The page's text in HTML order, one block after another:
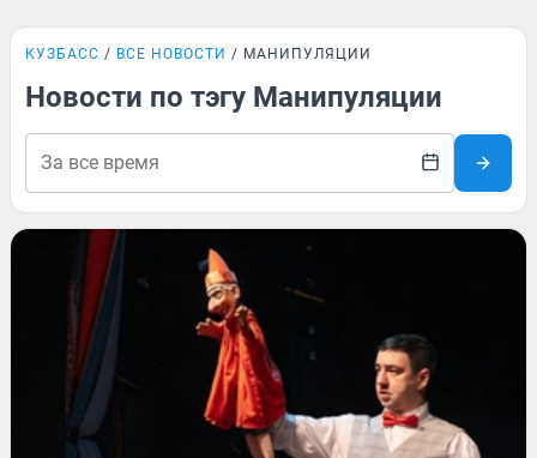
КУЗБАСС ВСЕ НОВОСТИ МАНИПУЛЯЦИИ
Новости по тэгу Манипуляции